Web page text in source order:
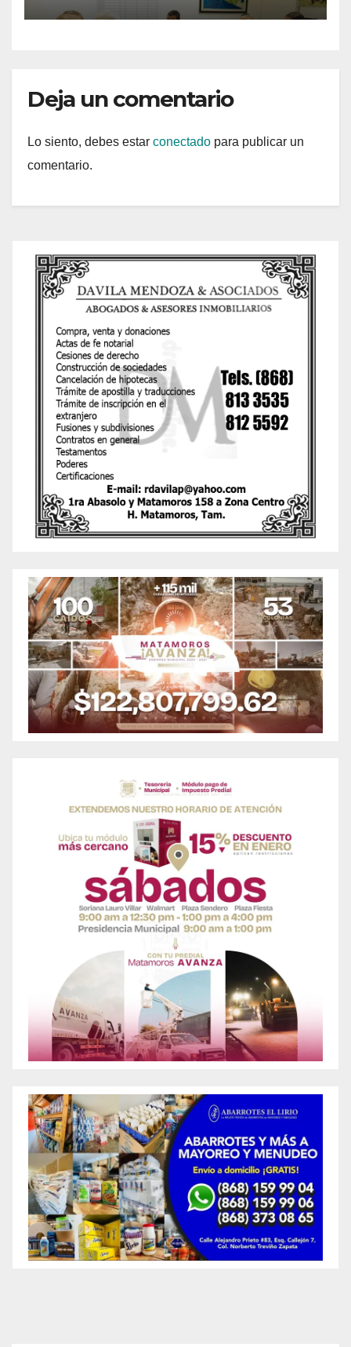
Deja un comentario
Lo siento, debes estar conectado para publicar un
comentario.